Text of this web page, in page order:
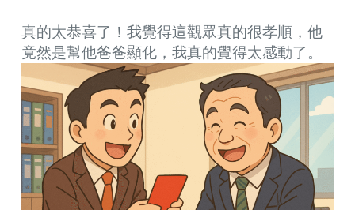
真的太恭喜了！我覺得這觀眾真的很孝順，他
竟然是幫他爸爸顯化，我真的覺得太感動了。